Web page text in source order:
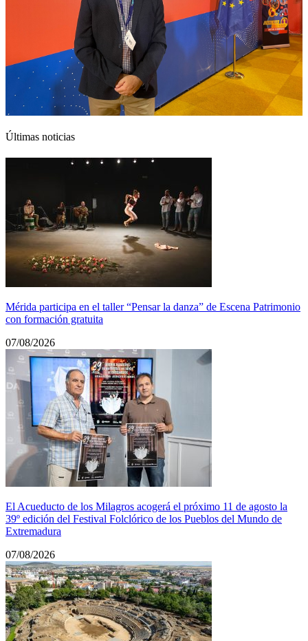
Últimas noticias
Mérida participa en el taller “Pensar la danza” de Escena Patrimonio
con formación gratuita
07/08/2026
El Acueducto de los Milagros acogerá el próximo 11 de agosto la
39º edición del Festival Folclórico de los Pueblos del Mundo de
Extremadura
07/08/2026